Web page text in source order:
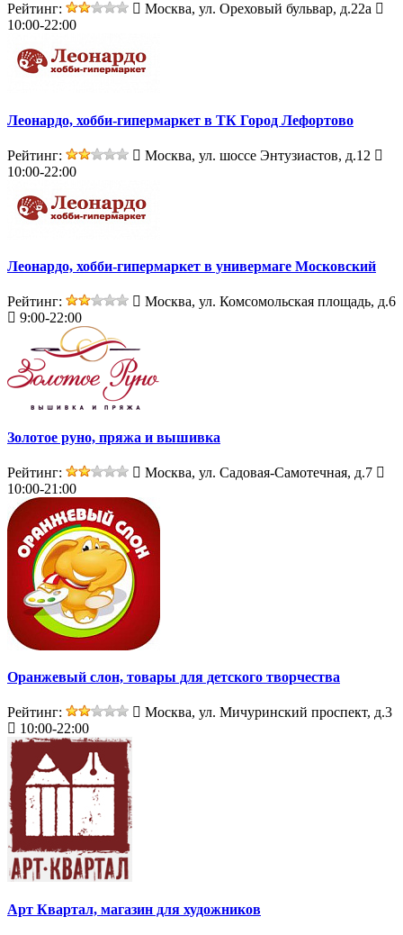
Рейтинг:
Москва, ул. Ореховый бульвар, д.22а
10:00-22:00
Леонардо, хобби-гипермаркет в ТК Город Лефортово
Рейтинг:
Москва, ул. шоссе Энтузиастов, д.12
10:00-22:00
Леонардо, хобби-гипермаркет в универмаге Московский
Рейтинг:
Москва, ул. Комсомольская площадь, д.6
9:00-22:00
Золотое руно, пряжа и вышивка
Рейтинг:
Москва, ул. Садовая-Самотечная, д.7
10:00-21:00
Оранжевый слон, товары для детского творчества
Рейтинг:
Москва, ул. Мичуринский проспект, д.3
10:00-22:00
Арт Квартал, магазин для художников